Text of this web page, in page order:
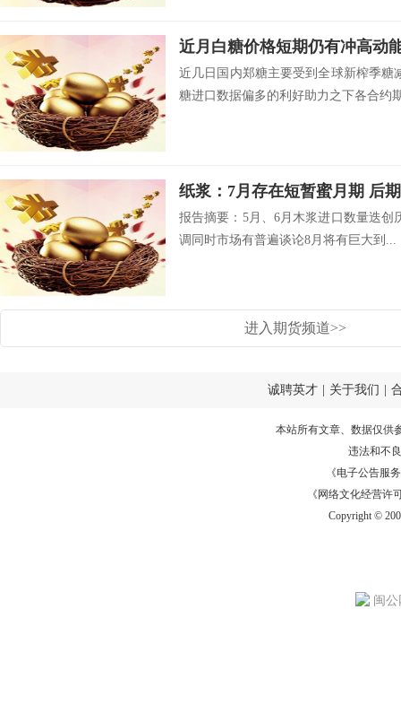
近月白糖价格短期仍有冲高动
近几日国内郑糖主要受到全球新榨季糖
糖进口数据偏多的利好助力之下各合约
纸浆：7月存在短暂蜜月期 后
报告摘要：5月、6月木浆进口数量迭创
调同时市场有普遍谈论8月将有巨大到...
进入期货频道>>
诚聘英才 关于我们
本站所有文章、数据仅供
违法和不
《电子公告服务
《网络文化经营许
Copyright ©
闽公